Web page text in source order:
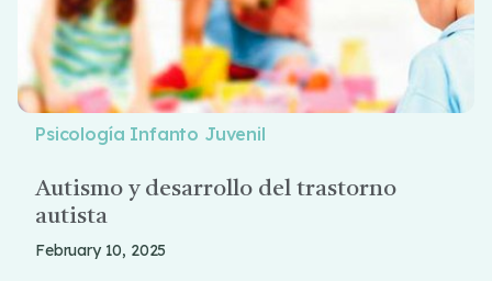
Psicología Infanto Juvenil
Autismo y desarrollo del trastorno
autista
February 10, 2025